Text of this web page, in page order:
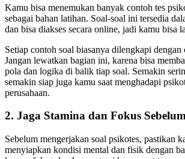
Kamu bisa menemukan banyak contoh tes
sebagai bahan latihan. Soal-soal ini tersedia
dan bisa diakses secara online, jadi kamu bisa
Setiap contoh soal biasanya dilengkapi dengan
Jangan lewatkan bagian ini, karena bisa
pola dan logika di balik tiap soal. Semakin
semakin siap juga kamu saat menghadapi
perusahaan.
2. Jaga Stamina dan Fokus
Sebelum mengerjakan soal psikotes, pastikan
menyiapkan kondisi mental dan fisik dengan